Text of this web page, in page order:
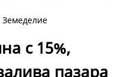
Земеделие
с 15%,
пазара